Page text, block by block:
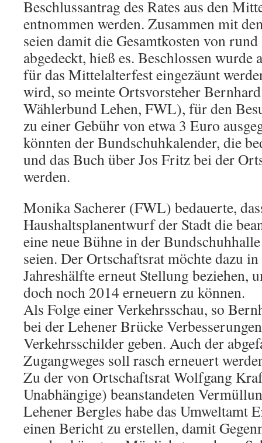
Beschlussantrag des Rates aus den
entnommen werden. Zusammen mit
seien damit die Gesamtkosten von
abgedeckt, hieß es. Beschlossen wurde
für das Mittelalterfest eingezäunt
wird, so meinte Ortsvorsteher
Wählerbund Lehen, FWL), für den
zu einer Gebühr von etwa 3 Euro
könnten der Bundschuhkalender, die
und das Buch über Jos Fritz bei der
werden.
Monika Sacherer (FWL) bedauerte,
Haushaltsplanentwurf der Stadt die
eine neue Bühne in der
seien. Der Ortschaftsrat möchte dazu
Jahreshälfte erneut Stellung beziehen,
doch noch 2014 erneuern zu können.
Als Folge einer Verkehrsschau, so
bei der Lehener Brücke
Verkehrsschilder geben. Auch der
Zugangweges soll rasch erneuert
Zu der von Ortschaftsrat Wolfgang
Unabhängige) beanstandeten
Lehener Bergles habe das Umweltamt
einen Bericht zu erstellen, damit